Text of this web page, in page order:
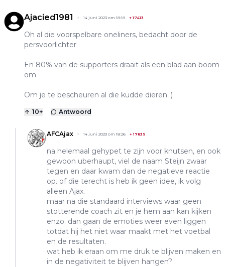
Ajacied1981 14 juni 2023 om 18:18 +17413
Oh al die voorspelbare oneliners, bedacht door de
persvoorlichter
En 80% van de supporters draait als een blad aan boom
om
Om je te bescheuren al die kudde dieren :)
10+ Antwoord
AFCAjax 14 juni 2023 om 18:26 +17839
na helemaal gehypet te zijn voor knutsen, en ook
gewoon uberhaupt, viel de naam Steijn zwaar
tegen en daar kwam dan de negatieve reactie
op. of die terecht is heb ik geen idee, ik volg
alleen Ajax.
maar na die standaard interviews waar geen
stotterende coach zit en je hem aan kan kijken
enzo. dan gaan de emoties weer even liggen
totdat hij het niet waar maakt met het voetbal
en de resultaten.
wat heb ik eraan om me druk te blijven maken en
in de negativiteit te blijven hangen?